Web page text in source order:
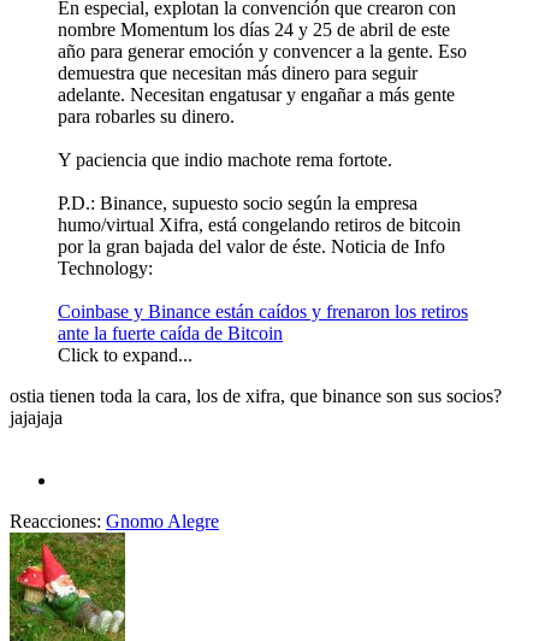
En especial, explotan la convención que crearon con
nombre Momentum los días 24 y 25 de abril de este
año para generar emoción y convencer a la gente. Eso
demuestra que necesitan más dinero para seguir
adelante. Necesitan engatusar y engañar a más gente
para robarles su dinero.
Y paciencia que indio machote rema fortote.
P.D.: Binance, supuesto socio según la empresa
humo/virtual Xifra, está congelando retiros de bitcoin
por la gran bajada del valor de éste. Noticia de Info
Technology:
Coinbase y Binance están caídos y frenaron los retiros
ante la fuerte caída de Bitcoin
Click to expand...
ostia tienen toda la cara, los de xifra, que binance son sus socios?
jajajaja
Reacciones: Gnomo Alegre